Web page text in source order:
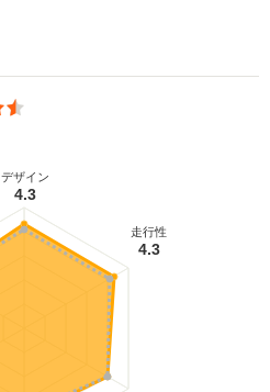
デザイン
4.3
走行性
4.3